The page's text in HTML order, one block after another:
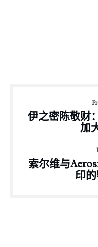
伊之密陈敬财
加
索尔维与
印